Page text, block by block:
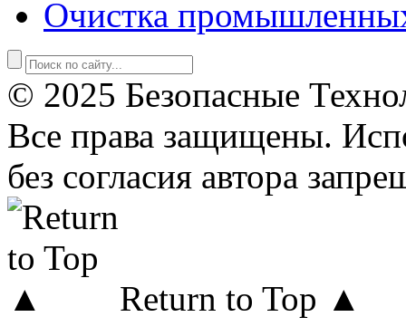
Очистка
© 2025 Безопасные
Все права защищены.
без согласия автора
Return to Top ▲